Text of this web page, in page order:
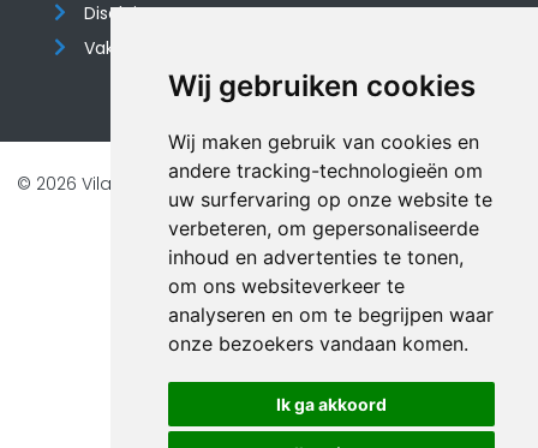
Wij gebruiken cookies
Wij maken gebruik van cookies en
andere tracking-technologieën om
uw surfervaring op onze website te
verbeteren, om gepersonaliseerde
inhoud en advertenties te tonen,
om ons websiteverkeer te
analyseren en om te begrijpen waar
onze bezoekers vandaan komen.
Ik ga akkoord
Disclaimer
Vakantiehuis website
© 2026 Vilando Vakantiehuizen |Website door FalcoTravel
Veilig online betalen met